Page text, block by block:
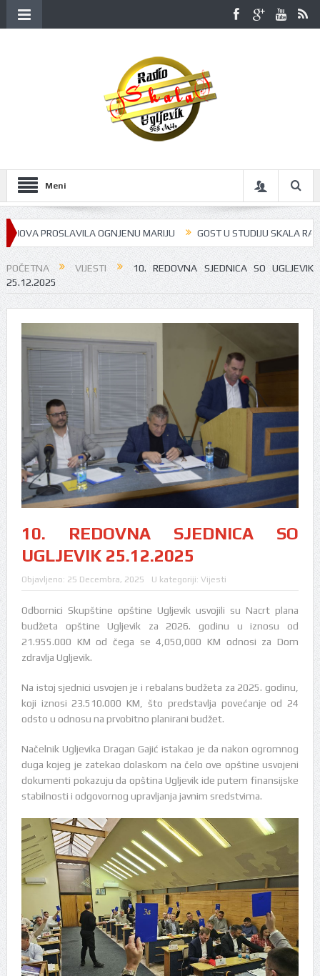
Meni
PROSLAVILA OGNJENU MARIJU GOST U STUDIJU SKALA RADIJA
POČETNA VIJESTI
10. REDOVNA SJEDNICA SO UGLJEVIK
25.12.2025
10. REDOVNA SJEDNICA SO
UGLJEVIK 25.12.2025
Objavljeno: 25 Decembra, 2025 U kategoriji: Vijesti
Odbornici Skupštine opštine Ugljevik usvojili su Nacrt plana
budžeta opštine Ugljevik za 2026. godinu u iznosu od
21.955.000 KM od čega se 4,050,000 KM odnosi za Dom
zdravlja Ugljevik.
Na istoj sjednici usvojen je i rebalans budžeta za 2025. godinu,
koji iznosi 23.510.000 KM, što predstavlja povećanje od 24
odsto u odnosu na prvobitno planirani budžet.
Načelnik Ugljevika Dragan Gajić istakao je da nakon ogromnog
duga kojeg je zatekao dolaskom na čelo ove opštine usvojeni
dokumenti pokazuju da opština Ugljevik ide putem finansijske
stabilnosti i odgovornog upravljanja javnim sredstvima.